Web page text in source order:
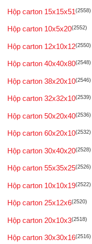
Hộp carton 15x15x51(2558)
Hộp carton 10x5x20(2552)
Hộp carton 12x10x12(2550)
Hộp carton 40x40x80(2548)
Hộp carton 38x20x10(2546)
Hộp carton 32x32x10(2539)
Hộp carton 50x20x40(2536)
Hộp carton 60x20x10(2532)
Hộp carton 30x40x20(2528)
Hộp carton 55x35x25(2526)
Hộp carton 10x10x19(2522)
Hộp carton 25x12x6(2520)
Hộp carton 20x10x3(2518)
Hộp carton 30x30x16(2516)